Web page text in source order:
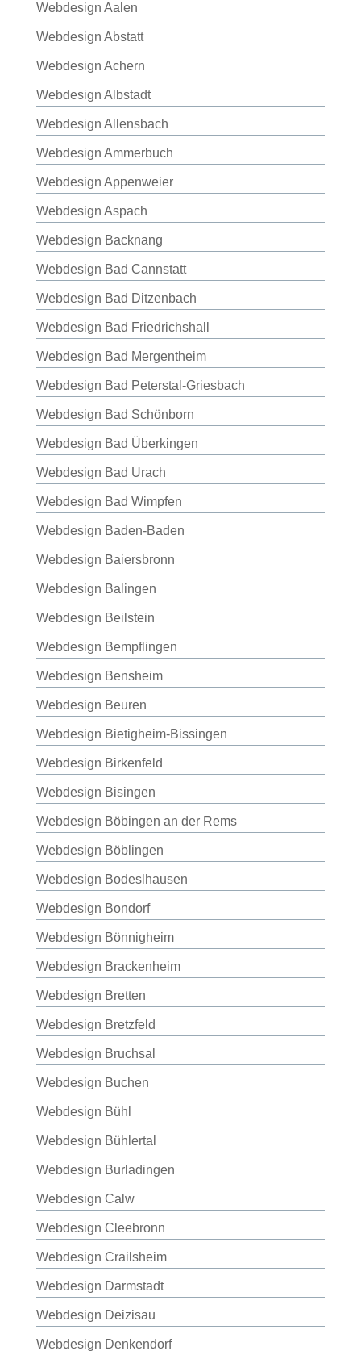
Webdesign Aalen
Webdesign Abstatt
Webdesign Achern
Webdesign Albstadt
Webdesign Allensbach
Webdesign Ammerbuch
Webdesign Appenweier
Webdesign Aspach
Webdesign Backnang
Webdesign Bad Cannstatt
Webdesign Bad Ditzenbach
Webdesign Bad Friedrichshall
Webdesign Bad Mergentheim
Webdesign Bad Peterstal-Griesbach
Webdesign Bad Schönborn
Webdesign Bad Überkingen
Webdesign Bad Urach
Webdesign Bad Wimpfen
Webdesign Baden-Baden
Webdesign Baiersbronn
Webdesign Balingen
Webdesign Beilstein
Webdesign Bempflingen
Webdesign Bensheim
Webdesign Beuren
Webdesign Bietigheim-Bissingen
Webdesign Birkenfeld
Webdesign Bisingen
Webdesign Böbingen an der Rems
Webdesign Böblingen
Webdesign Bodeslhausen
Webdesign Bondorf
Webdesign Bönnigheim
Webdesign Brackenheim
Webdesign Bretten
Webdesign Bretzfeld
Webdesign Bruchsal
Webdesign Buchen
Webdesign Bühl
Webdesign Bühlertal
Webdesign Burladingen
Webdesign Calw
Webdesign Cleebronn
Webdesign Crailsheim
Webdesign Darmstadt
Webdesign Deizisau
Webdesign Denkendorf